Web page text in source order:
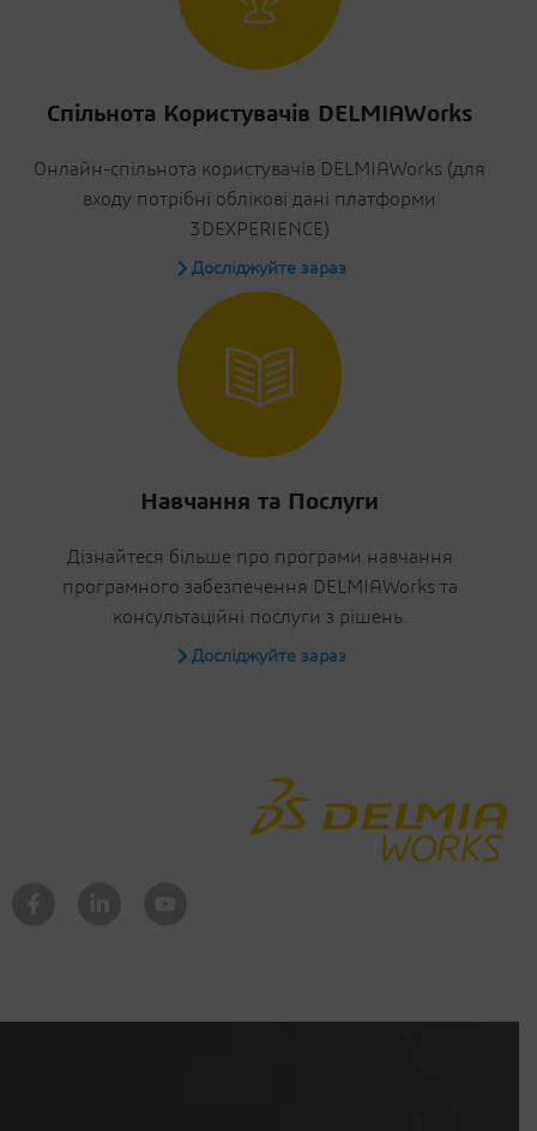
Спільнота Користувачів DELMIAWorks
Онлайн-спільнота користувачів DELMIAWorks (для
входу потрібні облікові дані платформи
3DEXPERIENCE)
Досліджуйте зараз
Навчання та Послуги
Дізнайтеся більше про програми навчання
програмного забезпечення DELMIAWorks та
консультаційні послуги з рішень.
Досліджуйте зараз